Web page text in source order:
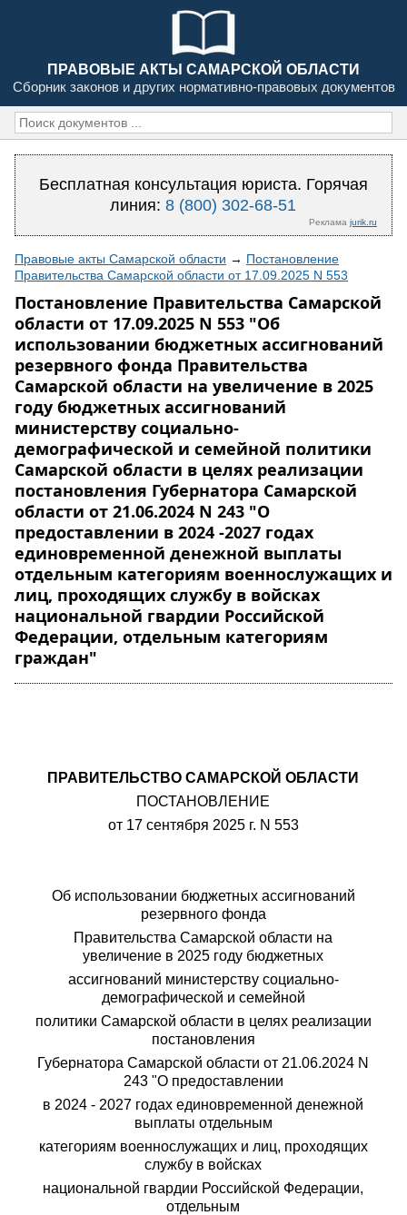
ПРАВОВЫЕ АКТЫ САМАРСКОЙ ОБЛАСТИ
Сборник законов и других нормативно-правовых документов
Бесплатная консультация юриста. Горячая
линия:8 (800) 302-68-51
Реклама jurik.ru
Правовые акты Самарской области → Постановление
Правительства Самарской области от 17.09.2025 N 553
Постановление Правительства Самарской
области от 17.09.2025 N 553 "Об
использовании бюджетных ассигнований
резервного фонда Правительства
Самарской области на увеличение в 2025
году бюджетных ассигнований
министерству социально-
демографической и семейной политики
Самарской области в целях реализации
постановления Губернатора Самарской
области от 21.06.2024 N 243 "О
предоставлении в 2024 -2027 годах
единовременной денежной выплаты
отдельным категориям военнослужащих и
лиц, проходящих службу в войсках
национальной гвардии Российской
Федерации, отдельным категориям
граждан"
ПРАВИТЕЛЬСТВО САМАРСКОЙ ОБЛАСТИ
ПОСТАНОВЛЕНИЕ
от 17 сентября 2025 г. N 553
Об использовании бюджетных ассигнований
резервного фонда
Правительства Самарской области на
увеличение в 2025 году бюджетных
ассигнований министерству социально-
демографической и семейной
политики Самарской области в целях реализации
постановления
Губернатора Самарской области от 21.06.2024 N
243 "О предоставлении
в 2024 - 2027 годах единовременной денежной
выплаты отдельным
категориям военнослужащих и лиц, проходящих
службу в войсках
национальной гвардии Российской Федерации,
отдельным